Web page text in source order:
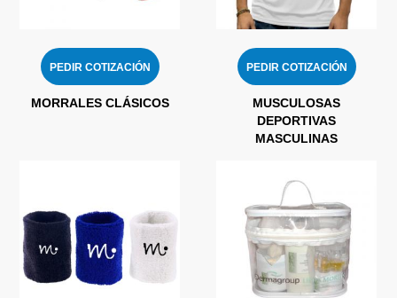
PEDIR COTIZACIÓN
MORRALES CLÁSICOS
PEDIR COTIZACIÓN
MUSCULOSAS
DEPORTIVAS
MASCULINAS